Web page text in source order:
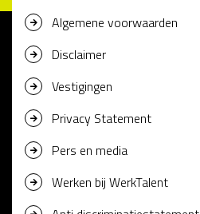
Algemene voorwaarden
Disclaimer
Vestigingen
Privacy Statement
Pers en media
Werken bij WerkTalent